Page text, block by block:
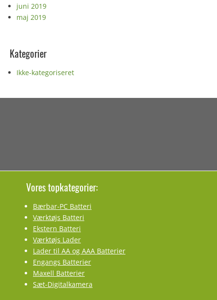
juni 2019
maj 2019
Kategorier
Ikke-kategoriseret
Vores topkategorier:
Bærbar-PC Batteri
Værktøjs Batteri
Ekstern Batteri
Værktøjs Lader
Lader til AA og AAA Batterier
Engangs Batterier
Maxell Batterier
Sæt-Digitalkamera